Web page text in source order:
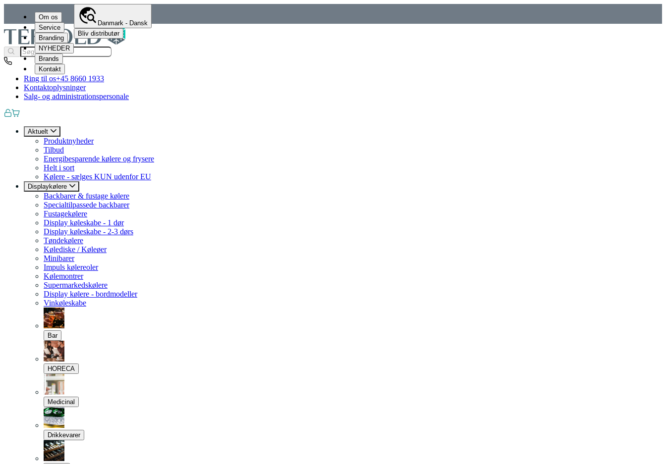
Om os
Service
Branding
NYHEDER
Brands
Kontakt
Danmark - Dansk
Bliv distributør
Ring til os+45 8660 1933
Kontaktoplysninger
Salg- og administrationspersonale
Aktuelt
Produktnyheder
Tilbud
Energibesparende kølere og frysere
Helt i sort
Kølere - sælges KUN udenfor EU
Displaykølere
Backbarer & fustage kølere
Specialtilpassede backbarer
Fustagekølere
Display køleskabe - 1 dør
Display køleskabe - 2-3 dørs
Tøndekølere
Kølediske / Køleøer
Minibarer
Impuls kølereoler
Kølemontrer
Supermarkedskølere
Display kølere - bordmodeller
Vinkøleskabe
Bar
HORECA
Medicinal
Drikkevarer